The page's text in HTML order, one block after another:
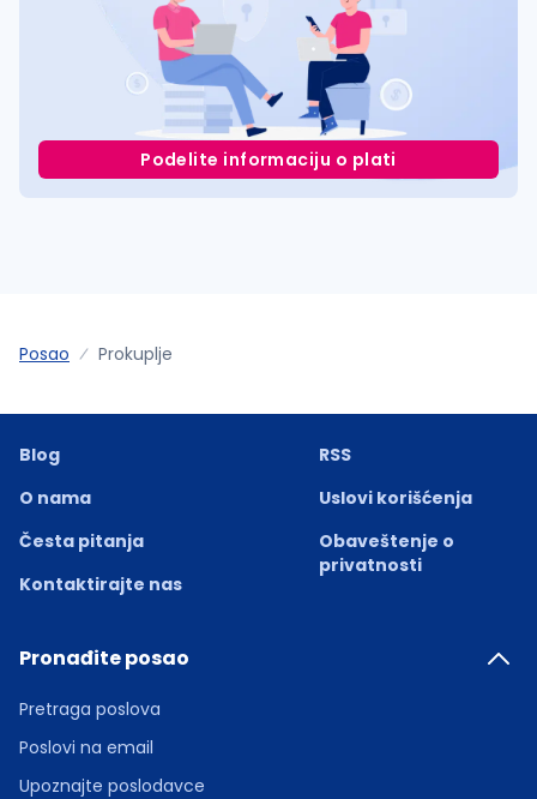
Podelite informaciju o plati
Posao Prokuplje
Blog
O nama
Česta pitanja
Kontaktirajte nas
RSS
Uslovi korišćenja
Obaveštenje o
privatnosti
Pronađite posao
Pretraga poslova
Poslovi na email
Upoznajte poslodavce